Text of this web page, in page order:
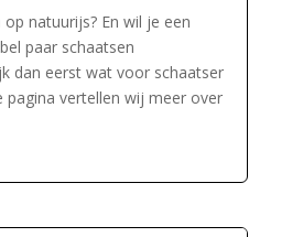
natuurijs? En wil je een
paar schaatsen
dan eerst wat voor schaatser
pagina vertellen wij meer over